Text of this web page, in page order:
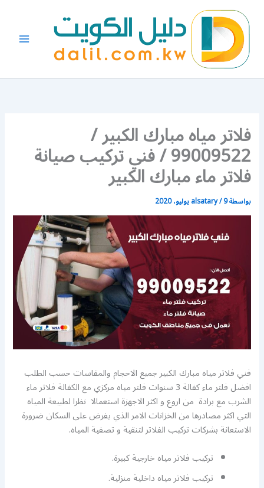
المحتوى
فلاتر مياه مبارك الكبير /
99009522 / فني تركيب صيانة
فلاتر ماء مبارك الكبير
بواسطة alsatary/9 يوليو، 2020
فني فلاتر مياه مبارك الكبير جميع الاحجام والمقاسات حسب الطلب
افضل فلتر ماء كفالة 3 سنوات فلتر مياه مركزي مع الكفالة فلاتر ماء
الشرب مع برادة من اروع و اكثر الاجهزة استعمالا نظرا لطبيعة المياه
التي اكثر مصادرها من الخزانات الامر الذي يفرض على السكان ضرورة
الاستعانة بشركات تركيب الفلاتر لتنقية و تصفية المياه.
تركيب فلاتر مياه خارجية كبيرة.
تركيب فلاتر مياه داخلية منزلية.